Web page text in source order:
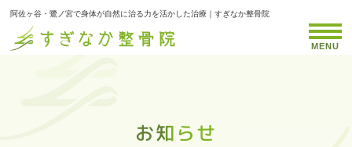
阿佐ヶ谷・鷺ノ宮で身体が自然に治る力を活かした治療｜すぎなか整骨院
お知らせ
お知らせ
お知らせ
お知らせ
お知らせ
お知らせ
お知らせ
お知らせ
お知らせ
お知らせ
お知らせ
お知らせ
お知らせ
お知らせ
お知らせ
お知らせ
お知らせ
お知らせ
お知らせ
お知らせ
お知らせ
お知らせ
お知らせ
お知らせ
お知らせ
お知らせ
お知らせ
お知らせ
お知らせ
お知らせ
お知らせ
お知らせ
お知らせ
お知らせ
お知らせ
MENU